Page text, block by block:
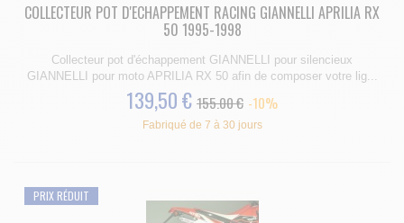
COLLECTEUR POT D'ECHAPPEMENT RACING GIANNELLI APRILIA RX
50 1995-1998
Collecteur pot d'échappement GIANNELLI pour silencieux
GIANNELLI pour moto APRILIA RX 50 afin de composer votre lig...
139,50 € 155.00 € -10%
Fabriqué de 7 à 30 jours
PRIX RÉDUIT